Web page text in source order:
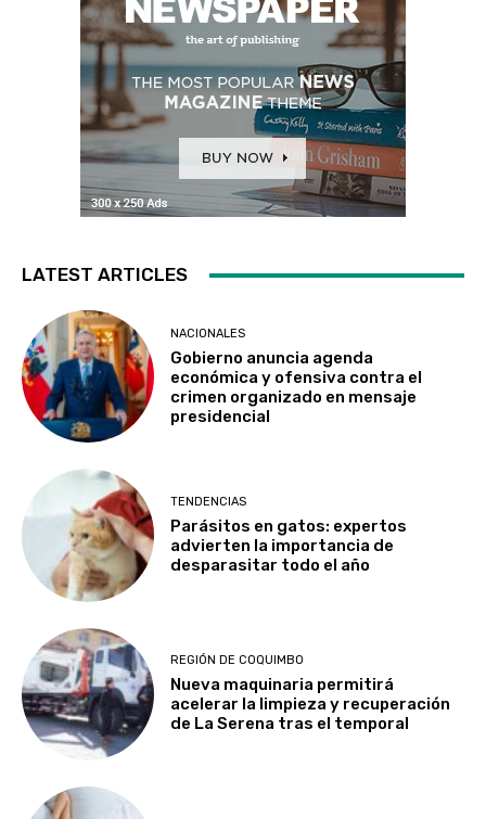
LATEST ARTICLES
NACIONALES
Gobierno anuncia agenda
económica y ofensiva contra el
crimen organizado en mensaje
presidencial
TENDENCIAS
Parásitos en gatos: expertos
advierten la importancia de
desparasitar todo el año
REGIÓN DE COQUIMBO
Nueva maquinaria permitirá
acelerar la limpieza y recuperación
de La Serena tras el temporal